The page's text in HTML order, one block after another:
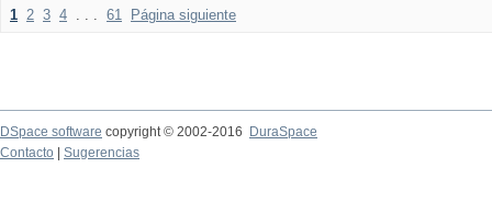
1 2 3 4 . . . 61 Página siguiente
DSpace software copyright © 2002-2016
DuraSpace
Contacto
Sugerencias